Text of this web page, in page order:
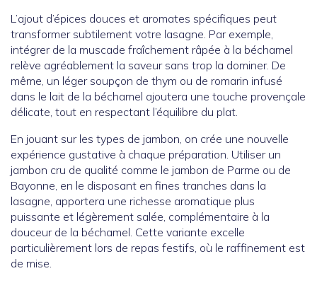
L’ajout d’épices douces et aromates spécifiques peut
transformer subtilement votre lasagne. Par exemple,
intégrer de la muscade fraîchement râpée à la béchamel
relève agréablement la saveur sans trop la dominer. De
même, un léger soupçon de thym ou de romarin infusé
dans le lait de la béchamel ajoutera une touche provençale
délicate, tout en respectant l’équilibre du plat.
En jouant sur les types de jambon, on crée une nouvelle
expérience gustative à chaque préparation. Utiliser un
jambon cru de qualité comme le jambon de Parme ou de
Bayonne, en le disposant en fines tranches dans la
lasagne, apportera une richesse aromatique plus
puissante et légèrement salée, complémentaire à la
douceur de la béchamel. Cette variante excelle
particulièrement lors de repas festifs, où le raffinement est
de mise.